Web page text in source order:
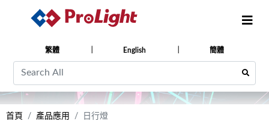
繁體 English 簡體
首頁 產品應用 日行燈